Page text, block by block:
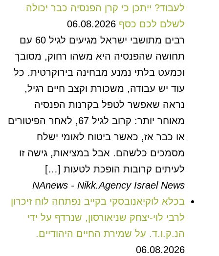
לעבוד? ייתכן כי קרן הפנסיה כבר יכולה
לשלם לכם כסף 06.08.2026
רבים מתושבי ישראל מגיעים לגיל 60 עם
תחושה שהפנסיה היא משהו רחוק, מסובך
וכמעט בלתי נמנע מבחינה בירוקרטית. כל
עוד יש עבודה, משכורת וקצב חיים רגיל,
נראה שאפשר לטפל בקרנות הפנסיה
מאוחר יותר: קרוב לגיל 67, לאחר הפיטורים
או כבר אז, כאשר ביטוח לאומי ישלח
מסמכים כלשהם. אבל במציאות, גישה זו
לעיתים קרובות הופכת לטעות […]
NAnews - Nikk.Agency Israel News
בכלא לוקיאנובסקי בקייב נפתחה לוח זיכרון
לרבי לוי-יצחק שניאורסון, שנרדף על ידי
הנ.ק.ו.ד. על שמירת החיים היהודיים.
06.08.2026